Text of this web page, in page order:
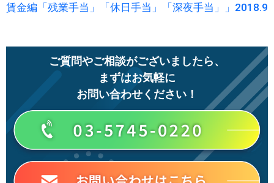
賃金編「残業手当」「休日手当」「深夜手当」」2018.9
ご質問やご相談がございましたら、
まずはお気軽に
お問い合わせください！